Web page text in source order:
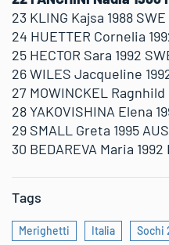
23 KLING Kajsa 1988
24 HUETTER Cornelia
25 HECTOR Sara 1992
26 WILES Jacqueline
27 MOWINCKEL Ragnhild
28 YAKOVISHINA Elena
29 SMALL Greta 1995
30 BEDAREVA Maria
Tags
Merighetti Italia Sochi